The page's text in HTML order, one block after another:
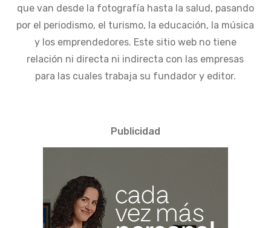
que van desde la fotografía hasta la salud, pasando
por el periodismo, el turismo, la educación, la música
y los emprendedores. Este sitio web no tiene
relación ni directa ni indirecta con las empresas
para las cuales trabaja su fundador y editor.
Publicidad